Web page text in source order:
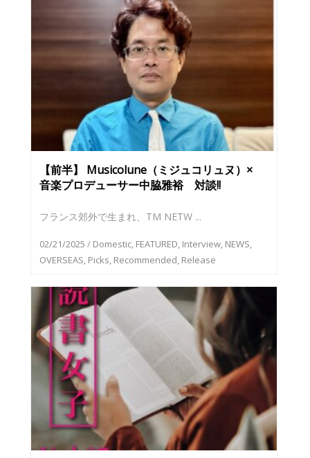
【前半】 Musicolune（ミジュコリュヌ）×
音楽プロデューサー中脇雅裕 対談!!
フランス郊外で生まれ、TM NETW ...
02/21/2025 / Domestic, FEATURED, Interview, NEWS,
OVERSEAS, Picks, Recommended, Release